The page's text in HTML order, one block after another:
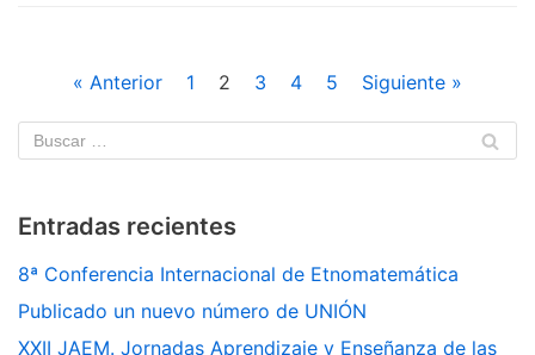
« Anterior 1 2 3 4 5 Siguiente »
Entradas recientes
8ª Conferencia Internacional de Etnomatemática
Publicado un nuevo número de UNIÓN
XXII JAEM. Jornadas Aprendizaje y Enseñanza de las